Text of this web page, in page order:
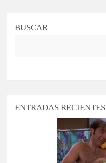
BUSCAR
ENTRADAS RECIENTES